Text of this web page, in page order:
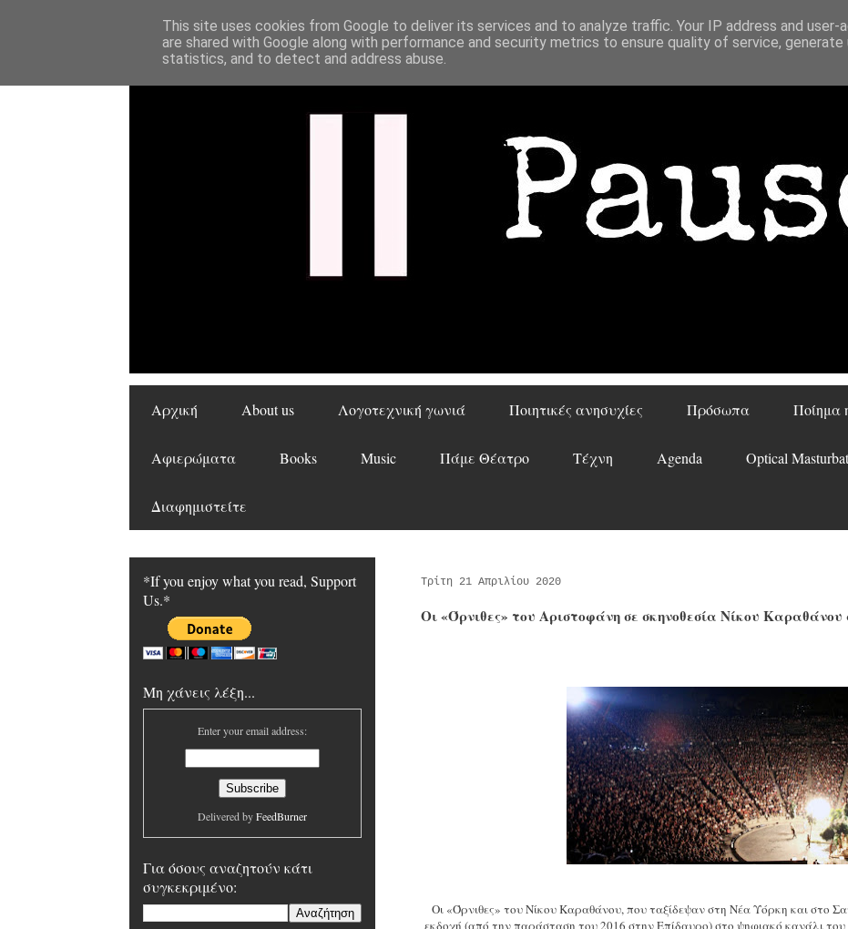
Αρχική About us Λογοτεχνική γωνιά Ποιητικές ανησυχίες Πρόσωπα Ποίημα
Αφιερώματα Books Music Πάμε Θέατρο Τέχνη Agenda Optical
Διαφημιστείτε
Τρίτη 21 Απριλίου 2020
Οι «Όρνιθες» του Αριστοφάνη σε σκηνοθεσία Νίκου
Οι «Όρνιθες» του Νίκου Καραθάνου, που ταξίδεψαν στη Νέα Υόρκη και στο
εκδοχή (από την παράσταση του 2016 στην Επίδαυρο) στο ψηφιακό κανάλι
*If you enjoy what you read, Support
Us.*
Μη χάνεις λέξη...
Enter your email address:
Delivered byFeedBurner
Για όσους αναζητούν κάτι
συγκεκριμένο:
This site uses cookies from Google to deliver its services and to analyze traffic. Your IP address and user-
are shared with Google along with performance and security metrics to ensure quality of service, generate
statistics, and to detect and address abuse.